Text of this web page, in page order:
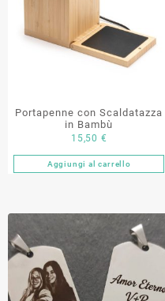
Portapenne con Scaldatazza
in Bambù
15,50 €
Aggiungi al carrello